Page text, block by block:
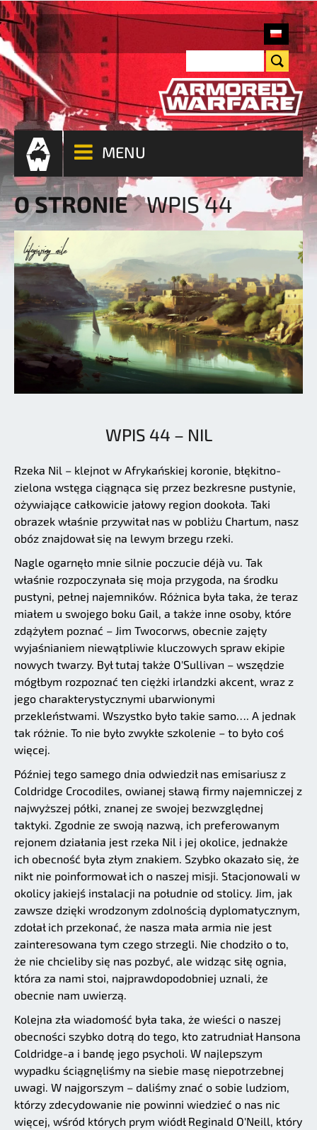
MENU
O STRONIE WPIS 44
WPIS 44 – NIL
Rzeka Nil – klejnot w Afrykańskiej koronie, błękitno-
zielona wstęga ciągnąca się przez bezkresne pustynie,
ożywiające całkowicie jałowy region dookoła. Taki
obrazek właśnie przywitał nas w pobliżu Chartum, nasz
obóz znajdował się na lewym brzegu rzeki.
Nagle ogarnęło mnie silnie poczucie déjà vu. Tak
właśnie rozpoczynała się moja przygoda, na środku
pustyni, pełnej najemników. Różnica była taka, że teraz
miałem u swojego boku Gail, a także inne osoby, które
zdążyłem poznać – Jim Twocorws, obecnie zajęty
wyjaśnianiem niewątpliwie kluczowych spraw ekipie
nowych twarzy. Był tutaj także O'Sullivan – wszędzie
mógłbym rozpoznać ten ciężki irlandzki akcent, wraz z
jego charakterystycznymi ubarwionymi
przekleństwami. Wszystko było takie samo…. A jednak
tak różnie. To nie było zwykłe szkolenie – to było coś
więcej.
Później tego samego dnia odwiedził nas emisariusz z
Coldridge Crocodiles, owianej sławą firmy najemniczej z
najwyższej półki, znanej ze swojej bezwzględnej
taktyki. Zgodnie ze swoją nazwą, ich preferowanym
rejonem działania jest rzeka Nil i jej okolice, jednakże
ich obecność była złym znakiem. Szybko okazało się, że
nikt nie poinformował ich o naszej misji. Stacjonowali w
okolicy jakiejś instalacji na południe od stolicy. Jim, jak
zawsze dzięki wrodzonym zdolnością dyplomatycznym,
zdołał ich przekonać, że nasza mała armia nie jest
zainteresowana tym czego strzegli. Nie chodziło o to,
że nie chcieliby się nas pozbyć, ale widząc siłę ognia,
która za nami stoi, najprawdopodobniej uznali, że
obecnie nam uwierzą.
Kolejna zła wiadomość była taka, że wieści o naszej
obecności szybko dotrą do tego, kto zatrudniał Hansona
Coldridge-a i bandę jego psycholi. W najlepszym
wypadku ściągnęliśmy na siebie masę niepotrzebnej
uwagi. W najgorszym – daliśmy znać o sobie ludziom,
którzy zdecydowanie nie powinni wiedzieć o nas nic
więcej, wśród których prym wiódł Reginald O'Neill, który